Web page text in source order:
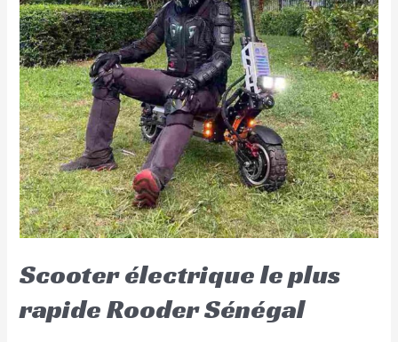
Scooter électrique le plus
rapide Rooder Sénégal